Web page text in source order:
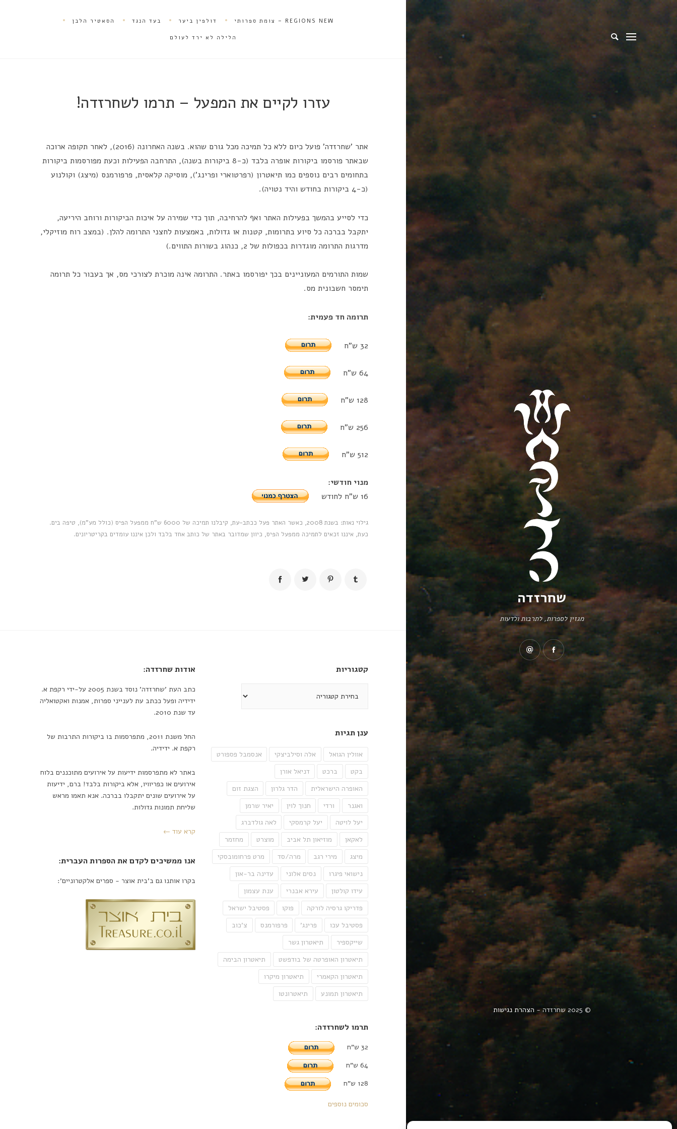
שחרזדה
מגזין לספרות, לתרבות ולדעות
© 2025 שחרזדה - הצהרת נגישות
REGIONS NEW – צומת ספרותי דולפין ביער בעד הנגד הסאטיר הלבן
הלילה לא ירד לעולם
עזרו לקיים את המפעל – תרמו לשחרזדה!
אתר 'שחרזדה' פועל כיום ללא כל תמיכה מכל גורם שהוא. בשנה האחרונה (2016), לאחר תקופה ארוכה
שבאתר פורסמו ביקורות אופרה בלבד (כ-8 ביקורות בשנה), התרחבה הפעילות וכעת מפורסמות ביקורות
בתחומים רבים נוספים כמו תיאטרון (רפרטוארי ופרינג'), מוסיקה קלאסית, פרפורמנס (מיצג) וקולנוע
(כ-4 ביקורות בחודש והיד נטויה).
כדי לסייע בהמשך בפעילות האתר ואף להרחיבה, תוך כדי שמירה על איכות הביקורות ורוחב היריעה,
יתקבל בברכה כל סיוע בתרומות, קטנות או גדולות, באמצעות לחצני התרומה להלן. (במצב רוח מוזיקלי,
מדרגות התרומה מוגדרות בכפולות של 2, כנהוג בשורות התווים.)
שמות התורמים המעוניינים בכך יפורסמו באתר. התרומה אינה מוכרת לצורכי מס, אך בעבור כל תרומה
תימסר חשבונית מס.
תרומה חד פעמית:
32 ש"ח
64 ש"ח
128 ש"ח
256 ש"ח
512 ש"ח
מנוי חודשי:
16 ש"ח לחודש
גילוי נאות: בשנת 2008, כאשר האתר פעל ככתב-עת, קיבלנו תמיכה של 6000 ש"ח ממפעל הפיס (כולל מע"מ), טיפה בים.
כעת, איננו זכאים לתמיכה ממפעל הפיס, כיוון שמדובר באתר של כותב אחד בלבד ולכן איננו עומדים בקריטריונים.
קטגוריות
ענן תגיות
אוולין הגואל אלה וסילביצקי
אנסמבל פספורט
בקט
ברכט
דניאל אורן
האופרה הישראלית
הדר גלרון
הצגת זום
ואגנר
ורדי חנוך לוין
יאיר שרמן
יעל לויטה
יעל קרמסקי
לאה גולדברג
לאקאן
מוזיאון תל אביב מוצרט
מחזמר
מיצג
מירי רגב מרה/סד
מרט פרחומובסקי
נישואי פיגרו
נסים אלוני
עדינה בר-און
עידו קולטון
עירא אבנרי
ענת עצמון
פדריקו גרסיה לורקה
פוקו
פסטיבל ישראל
פסטיבל עכו
פרינג' פרפורמנס
צ'כוב
שייקספיר
תיאטרון גשר
תיאטרון האופרטה של בודפשט
תיאטרון הבימה
תיאטרון הקאמרי
תיאטרון מיקרו
תיאטרון תמונע
תיאטרונטו
תרמו לשחרזדה:
32 ש"ח
64 ש"ח
128 ש"ח
סכומים נוספים
אודות שחרזדה:
כתב העת 'שחרזדה' נוסד בשנת 2005 על-ידי רקפת א.
ידידיה ופעל ככתב עת לענייני ספרות, אמנות ואקטואליה
עד שנת 2010.
החל משנת 2011, מתפרסמות בו ביקורות התרבות של
רקפת א. ידידיה.
באתר לא מתפרסמות ידיעות על אירועים מתוכננים בלוח
אירועים או כפריוויו, אלא ביקורות בלבד! ברם, ידיעות
על אירועים שונים יתקבלו בברכה. אנא תאמו מראש
שליחת תמונות גדולות.
קרא עוד ←
אנו ממשיכים לקדם את הספרות העברית:
בקרו אותנו גם ב'בית אוצר - ספרים אלקטרוניים':